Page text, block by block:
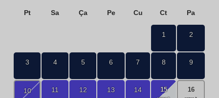
Pt Sa Ça Pe Cu Ct Pa
1 2
3 4 5 6 7 8 9
10 11 12 13 14 15 16